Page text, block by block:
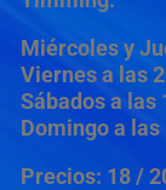
Miércoles y
Viernes a las
Sábados a las
Domingo a
Precios: 18 /